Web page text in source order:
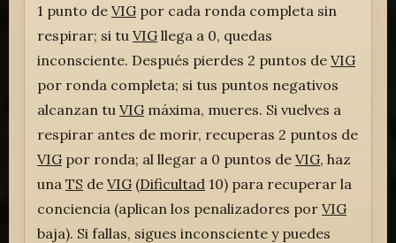
1 punto de VIGpor cada ronda completa sin
respirar; si tu VIGllega a 0, quedas
inconsciente. Después pierdes 2 puntos de VIG
por ronda completa; si tus puntos negativos
alcanzan tu VIGmáxima, mueres. Si vuelves a
respirar antes de morir, recuperas 2 puntos de
VIGpor ronda; al llegar a 0 puntos de VIG, haz
una TS de VIG(Dificultad 10) para recuperar la
conciencia (aplican los penalizadores por VIG
baja). Si fallas, sigues inconsciente y puedes